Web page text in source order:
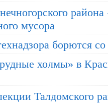
района
мусора
борются
холмы» в
Талдомского